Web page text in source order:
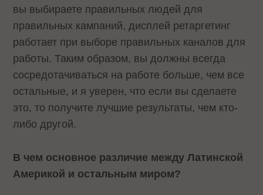
вы выбираете правильных людей для
правильных кампаний, дисплей ретаргетинг
работает при выборе правильных каналов для
работы. Таким образом, вы должны всегда
сосредотачиваться на работе больше, чем все
остальные, и я уверен, что если вы сделаете
это, то получите лучшие результаты, чем кто-
либо другой.
В чем основное различие между Латинской
Америкой и остальным миром?